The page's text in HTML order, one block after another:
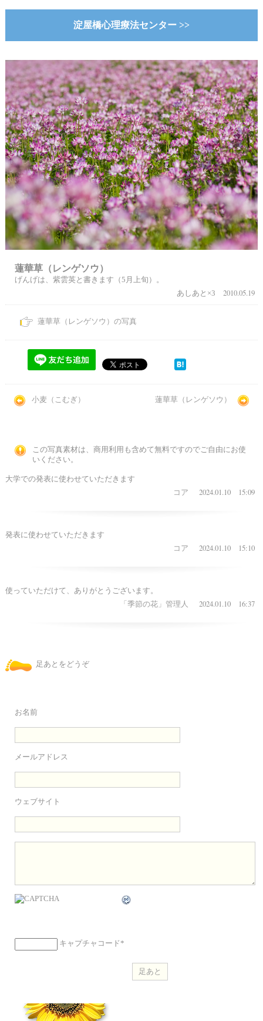
淀屋橋心理療法センター >>
蓮華草（レンゲソウ）
げんげは、紫雲英と書きます（5月上旬）。
あしあと×3
2010.05.19
蓮華草（レンゲソウ）の写真
小麦（こむぎ） 蓮華草（レンゲソウ）
この写真素材は、商用利用も含めて無料ですのでご自由にお使
いください。
大学での発表に使わせていただきます
コア
2024.01.10 15:09
発表に使わせていただきます
コア
2024.01.10 15:10
使っていただけて、ありがとうございます。
「季節の花」管理人
2024.01.10 16:37
足あとをどうぞ
お名前
メールアドレス
ウェブサイト
キャプチャコード *